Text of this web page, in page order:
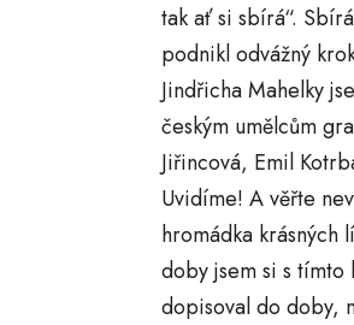
tak ať si sbírá“.
podnikl odvážný
Jindřicha Mahelky
českým umělcům
Jiřincová, Emil
Uvidíme! A věřte
hromádka krásných
doby jsem si s tímto
dopisoval do doby,